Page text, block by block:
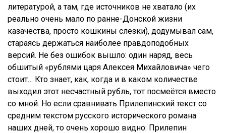
литературой, а там, где источников не хватало (их
реально очень мало по ранне-Донской жизни
казачества, просто кошкины слёзки), додумывал сам,
стараясь держаться наиболее правдоподобных
версий. Не без ошибок вышло: один наряд, весь
обшитый «рублями царя Алексея Михайловича» чего
стоит… Кто знает, как, когда и в каком количестве
выходил этот несчастный рубль, тот посмеётся вместо
со мной. Но если сравнивать Прилепинский текст со
средним текстом русского исторического романа
наших дней, то очень хорошо видно: Прилепин